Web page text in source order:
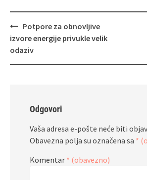
Navigacija
objava
Potpore za obnovljive
izvore energije privukle velik
odaziv
Odgovori
Vaša adresa e-pošte neće biti
Obavezna polja su označena sa *
Komentar * (obavezno)